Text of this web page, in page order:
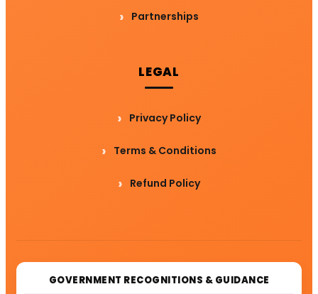
Partnerships
LEGAL
Privacy Policy
Terms & Conditions
Refund Policy
GOVERNMENT RECOGNITIONS & GUIDANCE